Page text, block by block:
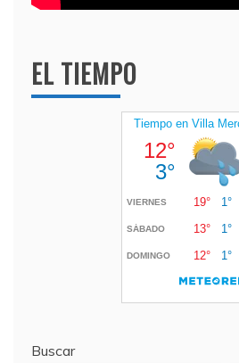
EL TIEMPO
Buscar